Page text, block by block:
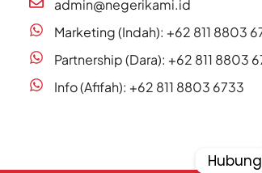
admin@negerikami.id
Marketing (Indah): +62 811 8803
Partnership (Dara): +62 811 8803
Info (Afifah): +62 811 8803 6733